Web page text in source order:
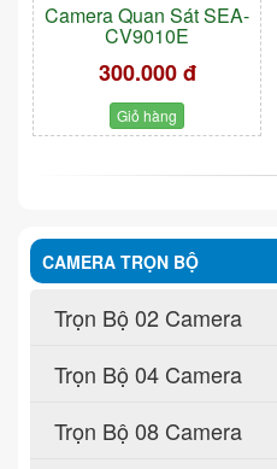
Camera Quan Sát SEA-
CV9010E
300.000 đ
Giỏ hàng
CAMERA TRỌN BỘ
Trọn Bộ 02 Camera
Trọn Bộ 04 Camera
Trọn Bộ 08 Camera